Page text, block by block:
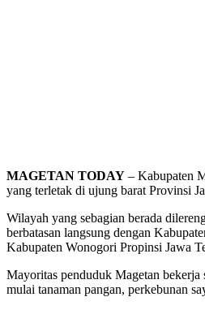
MAGETAN TODAY – Kabupaten
yang terletak di ujung barat Provinsi
Wilayah yang sebagian berada
berbatasan langsung dengan
Kabupaten Wonogori Propinsi Jawa
Mayoritas penduduk Magetan bekerja
mulai tanaman pangan, perkebunan